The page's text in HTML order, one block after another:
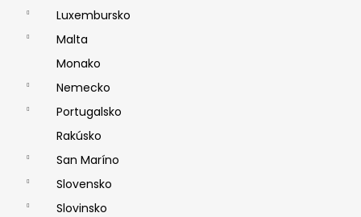
Luxembursko
Malta
Monako
Nemecko
Portugalsko
Rakúsko
San Maríno
Slovensko
Slovinsko